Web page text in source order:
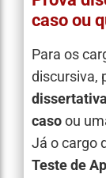
caso ou
Para os
discursiva,
casoou
Já o cargo
Teste de